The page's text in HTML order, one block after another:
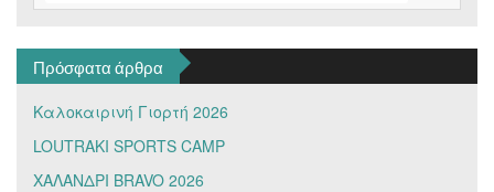
Πρόσφατα άρθρα
Καλοκαιρινή Γιορτή 2026
LOUTRAKI SPORTS CAMP
ΧΑΛΑΝΔΡΙ BRAVO 2026